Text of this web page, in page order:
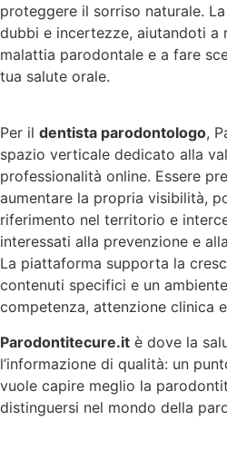
proteggere il sorriso naturale.
dubbi e incertezze, aiutandoti a
malattia parodontale e a fare
tua salute orale.
Per il dentista parodontologo,
spazio verticale dedicato alla
professionalità online. Essere
aumentare la propria visibilità,
riferimento nel territorio e
interessati alla prevenzione e
La piattaforma supporta la
contenuti specifici e un
competenza, attenzione clinica
Parodontitecure.it è dove la
l’informazione di qualità: un
vuole capire meglio la
distinguersi nel mondo della